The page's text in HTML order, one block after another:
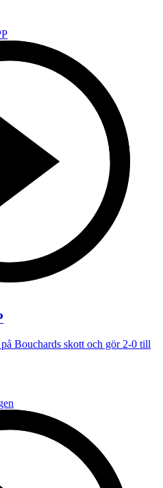
Bouchards skott och gör 2-0 till